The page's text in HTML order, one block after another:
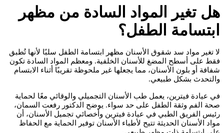
هل تغير المواد السادة من مظهر
ابتسامة الطفل؟
لا تغير مواد سد شقوق الأسنان مظهر ابتسامة الطفل سلبًا لأنها تُطبق
فقط على أسطح المضغ للأسنان الخلفية. ومعظم المواد السادة تكون
شفافة أو بلون الأسنان، مما يجعلها غير ملحوظة تقريبًا أثناء الابتسام
والتحدث بشكل طبيعي.
في عيادة فيترين، يعمل طب الأسنان التجميلي والوقائي معًا لحماية
صحة الفم وثقة الطفل على حد سواء. يوضح الدكتور رفعت السمان،
رئيس الفريق الطبي في عيادة فيترين وأخصائي تجميل الأسنان، أن
مواد الأسنان الحديثة تتيح لأطباء الأسنان توفير الحماية مع الحفاظ